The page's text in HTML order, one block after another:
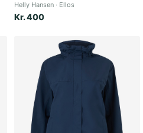
Helly Hansen Ellos
Kr. 400